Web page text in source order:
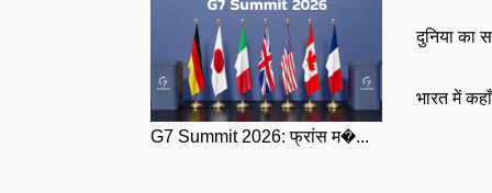
G7 Summit 2026: फ्रांस म�...
दुनिया का
भारत में